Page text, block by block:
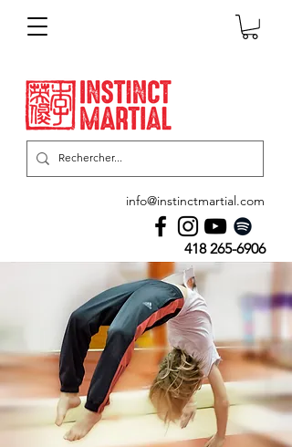
info@instinctmartial.com
418 265-6906